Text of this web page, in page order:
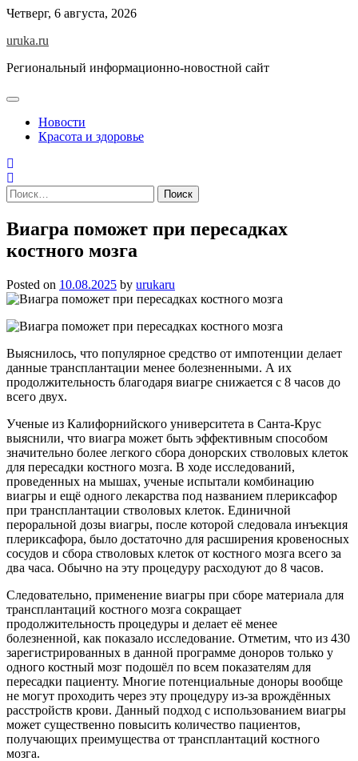
Skip
content
Четверг, 6 августа, 2026
uruka.ru
Региональный информационно-новостной сайт
Новости
Красота и здоровье
Найти:
Виагра поможет при пересадках
костного мозга
Posted on 10.08.2025 by urukaru
Выяснилось, что популярное средство от импотенции делает
данные трансплантации менее болезненными. А их
продолжительность благодаря виагре снижается с 8 часов до
всего двух.
Ученые из Калифорнийского университета в Санта-Крус
выяснили, что виагра может быть эффективным способом
значительно более легкого сбора донорских стволовых клеток
для пересадки костного мозга. В ходе исследований,
проведенных на мышах, ученые испытали комбинацию
виагры и ещё одного лекарства под названием плериксафор
при трансплантации стволовых клеток. Единичной
пероральной дозы виагры, после которой следовала инъекция
плериксафора, было достаточно для расширения кровеносных
сосудов и сбора стволовых клеток от костного мозга всего за
два часа. Обычно на эту процедуру расходуют до 8 часов.
Следовательно, применение виагры при сборе материала для
трансплантаций костного мозга сокращает
продолжительность процедуры и делает её менее
болезненной, как показало исследование. Отметим, что из 430
зарегистрированных в данной программе доноров только у
одного костный мозг подошёл по всем показателям для
пересадки пациенту. Многие потенциальные доноры вообще
не могут проходить через эту процедуру из-за врождённых
расстройств крови. Данный подход с использованием виагры
может существенно повысить количество пациентов,
получающих преимущества от трансплантаций костного
мозга.